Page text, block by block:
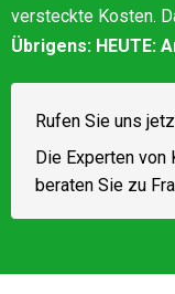
versteckte Kosten.
Übrigens: HEUTE:
Rufen Sie uns
Die Experten von
beraten Sie zu